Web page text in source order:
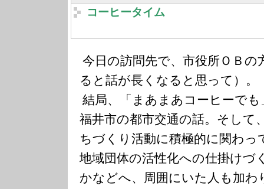
コーヒータイム
今日の訪問先で、市役所ＯＢの
ると話が長 くなると思って）。
結局、「まあまあコーヒーで
福井市の都市交通の話。そして
ちづく り活動に積極的に関わ
地域団体の活性化への仕掛けづ
かなどへ、周囲にいた人も加わ